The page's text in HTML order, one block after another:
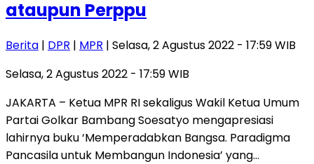
ataupun Perppu
Berita | DPR | MPR | Selasa, 2 Agustus 2022 - 17:59 WIB
Selasa, 2 Agustus 2022 - 17:59 WIB
JAKARTA – Ketua MPR RI sekaligus Wakil Ketua Umum
Partai Golkar Bambang Soesatyo mengapresiasi
lahirnya buku ‘Memperadabkan Bangsa. Paradigma
Pancasila untuk Membangun Indonesia’ yang…